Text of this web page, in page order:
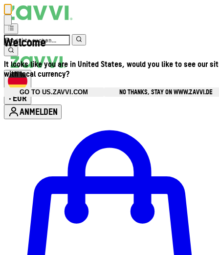
Welcome
It looks like you are in United States, would you like to see our
with local currency?
GO TO US.ZAVVI.COM
NO THANKS, STAY ON WWW.ZAVVI.DE
• EUR
ANMELDEN